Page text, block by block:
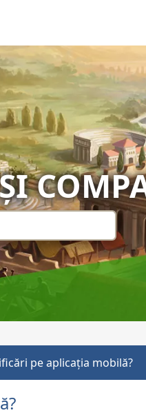
pe aplicația mobilă?